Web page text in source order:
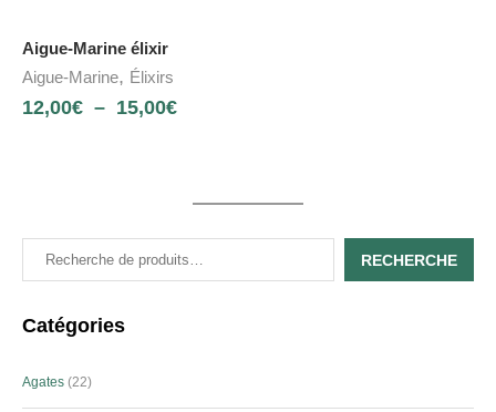
Aigue-Marine élixir
Aigue-Marine, Élixirs
12,00€ – 15,00€
RECHERCHE
Catégories
Agates 22